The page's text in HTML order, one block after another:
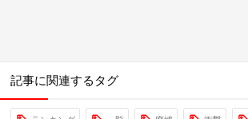
記事に関連するタグ